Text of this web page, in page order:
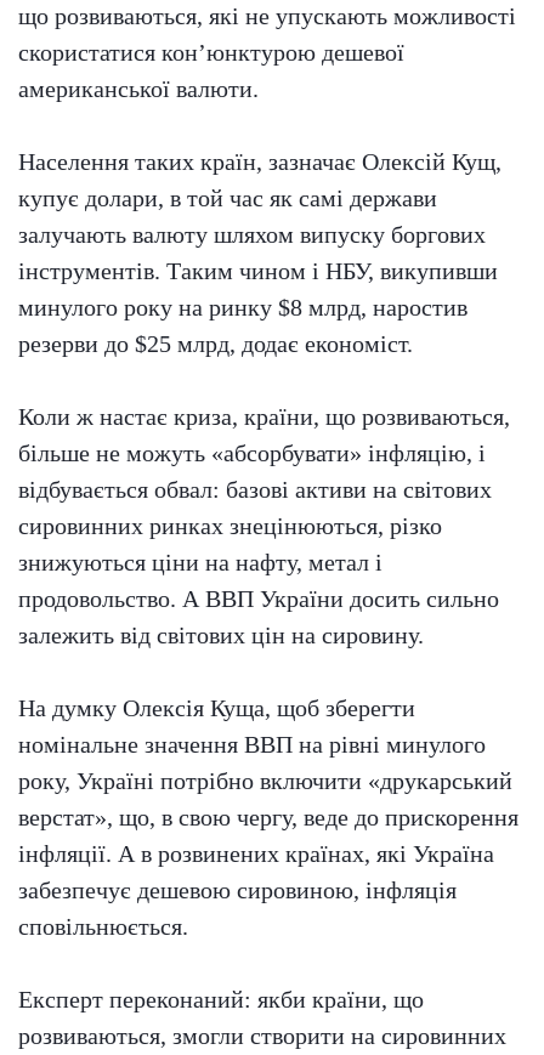
що розвиваються, які не упускають можливості
скористатися кон’юнктурою дешевої
американської валюти.
Населення таких країн, зазначає Олексій Кущ,
купує долари, в той час як самі держави
залучають валюту шляхом випуску боргових
інструментів. Таким чином і НБУ, викупивши
минулого року на ринку $8 млрд, наростив
резерви до $25 млрд, додає економіст.
Коли ж настає криза, країни, що розвиваються,
більше не можуть «абсорбувати» інфляцію, і
відбувається обвал: базові активи на світових
сировинних ринках знецінюються, різко
знижуються ціни на нафту, метал і
продовольство. А ВВП України досить сильно
залежить від світових цін на сировину.
На думку Олексія Куща, щоб зберегти
номінальне значення ВВП на рівні минулого
року, Україні потрібно включити «друкарський
верстат», що, в свою чергу, веде до прискорення
інфляції. А в розвинених країнах, які Україна
забезпечує дешевою сировиною, інфляція
сповільнюється.
Експерт переконаний: якби країни, що
розвиваються, змогли створити на сировинних